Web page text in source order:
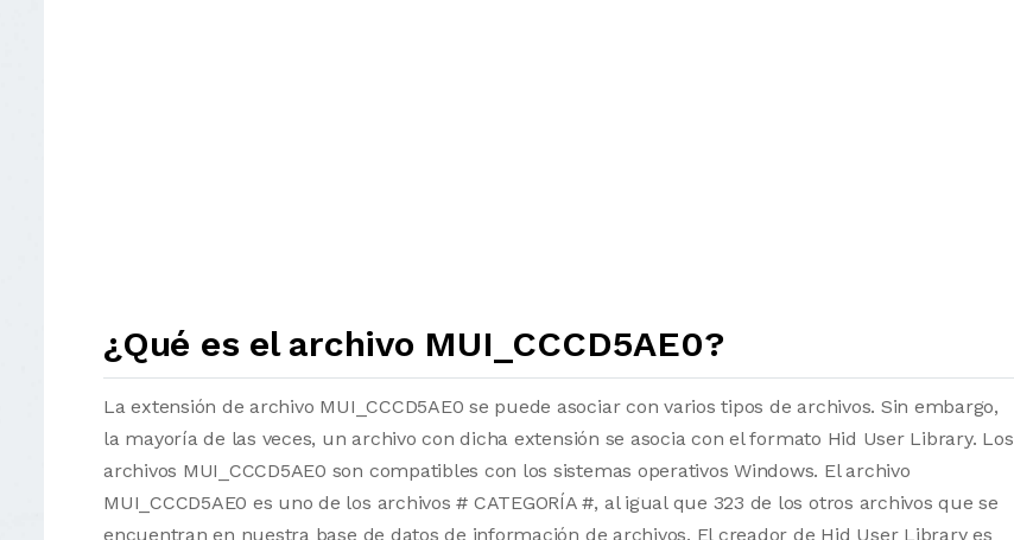
¿Qué es el archivo MUI_CCCD5AE0?
La extensión de archivo MUI_CCCD5AE0 se puede asociar con varios tipos de archivos. Sin embargo,
la mayoría de las veces, un archivo con dicha extensión se asocia con el formato Hid User Library. Los
archivos MUI_CCCD5AE0 son compatibles con los sistemas operativos Windows. El archivo
MUI_CCCD5AE0 es uno de los archivos # CATEGORÍA #, al igual que 323 de los otros archivos que se
encuentran en nuestra base de datos de información de archivos. El creador de Hid User Library es